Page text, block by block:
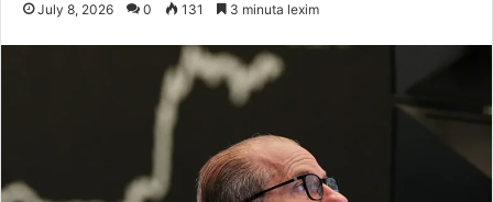
July 8, 2026 0 131 3 minuta lexim